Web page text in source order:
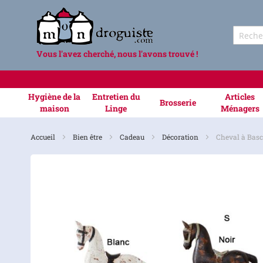
Vous l'avez cherché, nous l'avons trouvé !
Hygiène de la
maison
Entretien du
Linge
Brosserie
Articles
Ménagers
Accueil Bien être Cadeau Décoration Cheval à